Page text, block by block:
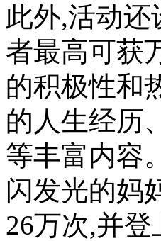
此外,活动
者最高可获
的积极性和
的人生经历
等丰富内容
闪发光的妈
26万次,并